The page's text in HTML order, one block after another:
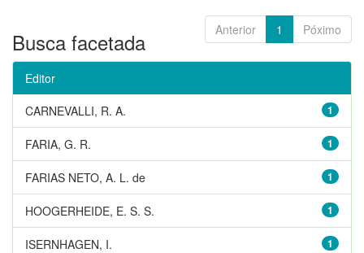
Anterior 1 Póximo
Busca facetada
Editor
1
CARNEVALLI, R. A.
1
FARIA, G. R.
1
FARIAS NETO, A. L. de
1
HOOGERHEIDE, E. S. S.
1
ISERNHAGEN, I.